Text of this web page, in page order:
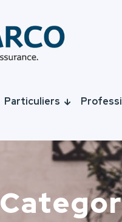
Particuliers